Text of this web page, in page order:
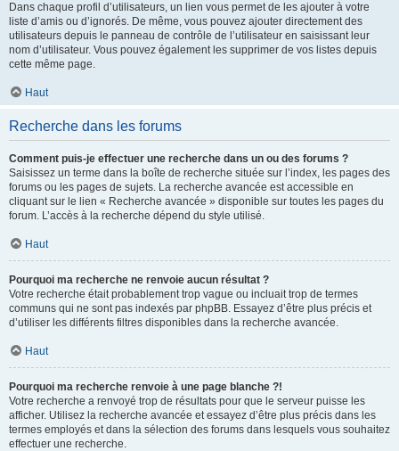
Dans chaque profil d’utilisateurs, un lien vous permet de les ajouter à votre
liste d’amis ou d’ignorés. De même, vous pouvez ajouter directement des
utilisateurs depuis le panneau de contrôle de l’utilisateur en saisissant leur
nom d’utilisateur. Vous pouvez également les supprimer de vos listes depuis
cette même page.
Haut
Recherche dans les forums
Comment puis-je effectuer une recherche dans un ou des forums ?
Saisissez un terme dans la boîte de recherche située sur l’index, les pages des
forums ou les pages de sujets. La recherche avancée est accessible en
cliquant sur le lien « Recherche avancée » disponible sur toutes les pages du
forum. L’accès à la recherche dépend du style utilisé.
Haut
Pourquoi ma recherche ne renvoie aucun résultat ?
Votre recherche était probablement trop vague ou incluait trop de termes
communs qui ne sont pas indexés par phpBB. Essayez d’être plus précis et
d’utiliser les différents filtres disponibles dans la recherche avancée.
Haut
Pourquoi ma recherche renvoie à une page blanche ?!
Votre recherche a renvoyé trop de résultats pour que le serveur puisse les
afficher. Utilisez la recherche avancée et essayez d’être plus précis dans les
termes employés et dans la sélection des forums dans lesquels vous souhaitez
effectuer une recherche.